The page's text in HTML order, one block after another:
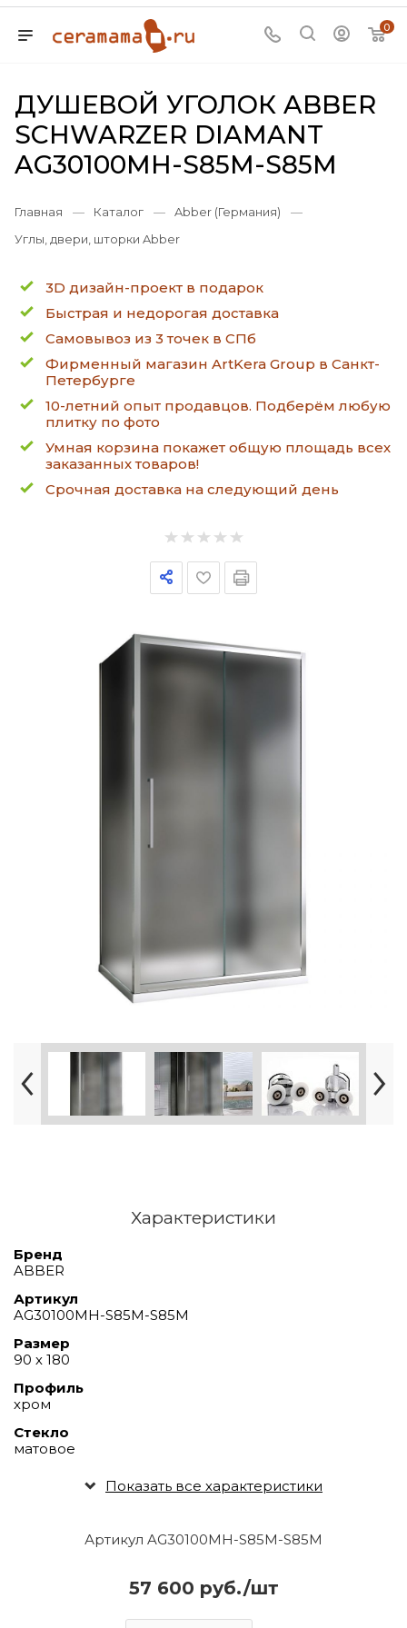
0
ДУШЕВОЙ УГОЛОК ABBER
SCHWARZER DIAMANT
AG30100MH-S85M-S85M
Главная — Каталог — Abber (Германия)
—
Углы, двери, шторки Abber
3D дизайн-проект в подарок
Быстрая и недорогая доставка
Самовывоз из 3 точек в СПб
Фирменный магазин ArtKera Group в Санкт-
Петербурге
10-летний опыт продавцов. Подберём любую
плитку по фото
Умная корзина покажет общую площадь всех
заказанных товаров!
Срочная доставка на следующий день
Артикул AG30100MH-S85M-S85M
57 600 руб./шт
Характеристики
Бренд
ABBER
Артикул
AG30100MH-S85M-S85M
Размер
90 х 180
Профиль
хром
Стекло
матовое
Показать все характеристики